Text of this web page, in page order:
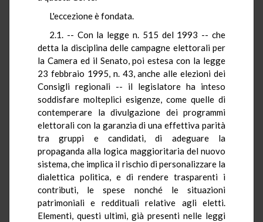
L'eccezione è fondata.
2.1. -- Con la legge n. 515 del 1993 -- che
detta la disciplina delle campagne elettorali per
la Camera ed il Senato, poi estesa con la legge
23 febbraio 1995, n. 43, anche alle elezioni dei
Consigli regionali -- il legislatore ha inteso
soddisfare molteplici esigenze, come quelle di
contemperare la divulgazione dei programmi
elettorali con la garanzia di una effettiva parità
tra gruppi e candidati, di adeguare la
propaganda alla logica maggioritaria del nuovo
sistema, che implica il rischio di personalizzare la
dialettica politica, e di rendere trasparenti i
contributi, le spese nonché le situazioni
patrimoniali e reddituali relative agli eletti.
Elementi, questi ultimi, già presenti nelle leggi